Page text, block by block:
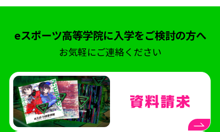
eスポーツ高等学院に入学をご検討の方へ
お気軽にご連絡ください